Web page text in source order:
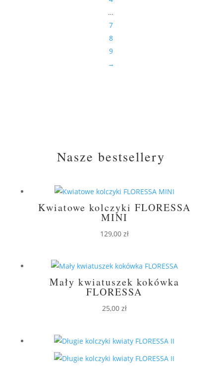
…
7
8
9
→
Nasze bestsellery
Kwiatowe kolczyki FLORESSA
MINI
129,00 zł
Mały kwiatuszek kokówka
FLORESSA
25,00 zł